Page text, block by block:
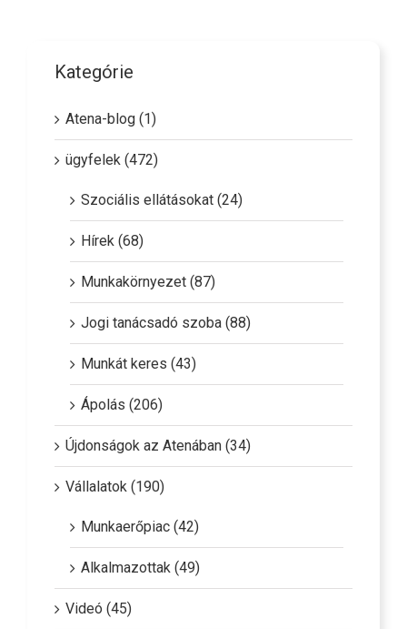
Kategórie
Atena-blog (1)
ügyfelek (472)
Szociális ellátásokat (24)
Hírek (68)
Munkakörnyezet (87)
Jogi tanácsadó szoba (88)
Munkát keres (43)
Ápolás (206)
Újdonságok az Atenában (34)
Vállalatok (190)
Munkaerőpiac (42)
Alkalmazottak (49)
Videó (45)